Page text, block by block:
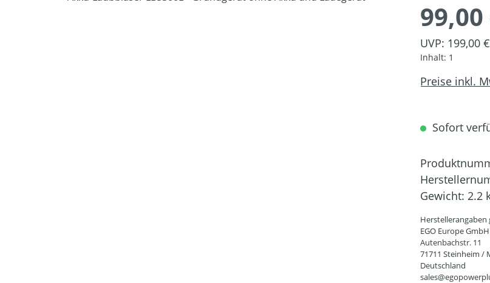
UVP: 199,00
Inhalt: 1
Preise inkl.
Sofort
Gewicht: 2.2
Herstellerangaben
EGO Europe GmbH
Autenbachstr. 11
71711 Steinheim /
Deutschland